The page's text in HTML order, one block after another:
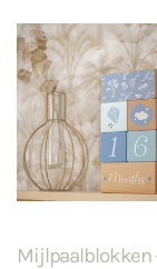
Mijlpaalblokken